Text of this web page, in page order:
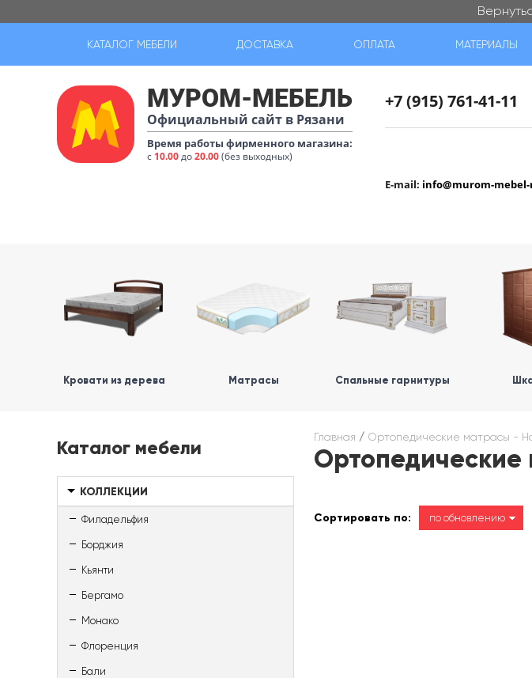
КАТАЛОГ МЕБЕЛИ ДОСТАВКА ОПЛАТА МАТЕРИАЛЫ
МУРОМ-МЕБЕЛЬ
Официальный сайт в Рязани
Время работы фирменного магазина:
с 10.00до20.00(без выходных)
+7 (915) 761-41-11
E-mail: info@murom-
Кровати из дерева Матрасы Спальные гарнитуры
Каталог мебели
КОЛЛЕКЦИИ
Филадельфия
Борджия
Кьянти
Бергамо
Монако
Флоренция
Бали
Главная / Ортопедические матрасы -
Ортопедические
Сортировать по: по обновлению